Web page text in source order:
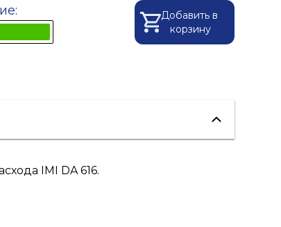
Добавить в
корзину
IMI DA 616.